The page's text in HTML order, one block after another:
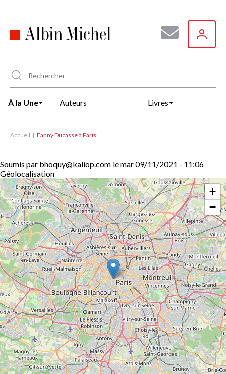
principal
À la Une Auteurs Livres
Accueil Fanny Ducasse à Paris
Soumis par bhoquy@kaliop.com lemar 09/11/2021 - 11:06
Géolocalisation
+
−